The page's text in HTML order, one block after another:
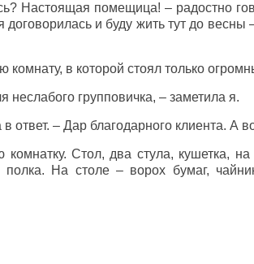
Настоящая помещица! – радостно
договорилась и буду жить тут до весны
в которой стоял только
групповичка, – заметила я.
– Дар благодарного клиента. А
Стол, два стула, кушетка,
полка. На столе – ворох бумаг,